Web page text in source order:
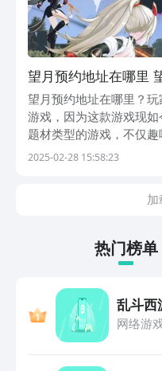
望月预约地址在哪里
望月预约地址在哪里？
游戏，因为这款游戏现
题材类型的游戏，不仅
市与荒野当中自由的探索
2025-02-28 15:58:23
加
热门榜单
乱斗西
网络游